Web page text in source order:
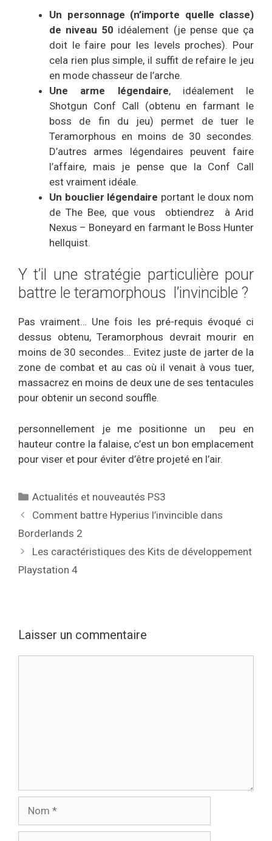
Un personnage (n’importe quelle classe)
de niveau 50 idéalement (je pense que ça
doit le faire pour les levels proches). Pour
cela rien plus simple, il suffit de refaire le jeu
en mode chasseur de l’arche.
Une arme légendaire, idéalement le
Shotgun Conf Call (obtenu en farmant le
boss de fin du jeu) permet de tuer le
Teramorphous en moins de 30 secondes.
D’autres armes légendaires peuvent faire
l’affaire, mais je pense que la Conf Call
est vraiment idéale.
Un bouclier légendaire portant le doux nom
de The Bee, que vous obtiendrez à Arid
Nexus – Boneyard en farmant le Boss Hunter
hellquist.
Y t’il une stratégie particulière pour
battre le teramorphous l’invincible ?
Pas vraiment… Une fois les pré-requis évoqué ci
dessus obtenu, Teramorphous devrait mourir en
moins de 30 secondes… Evitez juste de jarter de la
zone de combat et au cas où il venait à vous tuer,
massacrez en moins de deux une de ses tentacules
pour obtenir un second souffle.
personnellement je me positionne un peu en
hauteur contre la falaise, c’est un bon emplacement
pour viser et pour éviter d’être projeté en l’air.
Catégories
Actualités et nouveautés PS3
Comment battre Hyperius l’invincible dans
Borderlands 2
Les caractéristiques des Kits de développement
Playstation 4
Laisser un commentaire